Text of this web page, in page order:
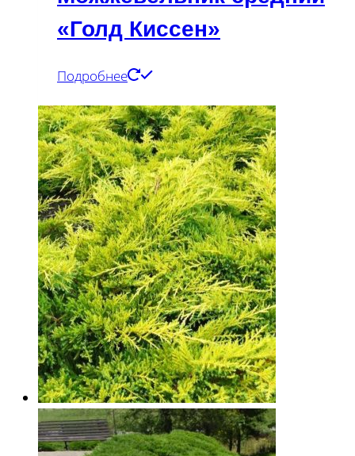
«Голд Киссен»
Подробнее